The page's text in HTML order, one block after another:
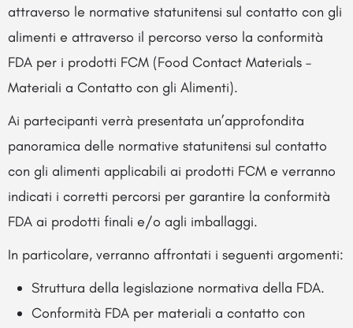
attraverso le normative statunitensi sul contatto con gli
alimenti e attraverso il percorso verso la conformità
FDA per i prodotti FCM (Food Contact Materials –
Materiali a Contatto con gli Alimenti).
Ai partecipanti verrà presentata un’approfondita
panoramica delle normative statunitensi sul contatto
con gli alimenti applicabili ai prodotti FCM e verranno
indicati i corretti percorsi per garantire la conformità
FDA ai prodotti finali e/o agli imballaggi.
In particolare, verranno affrontati i seguenti argomenti:
Struttura della legislazione normativa della FDA.
Conformità FDA per materiali a contatto con